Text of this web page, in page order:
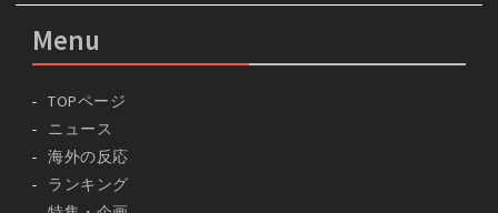
Menu
TOPページ
ニュース
海外の反応
ランキング